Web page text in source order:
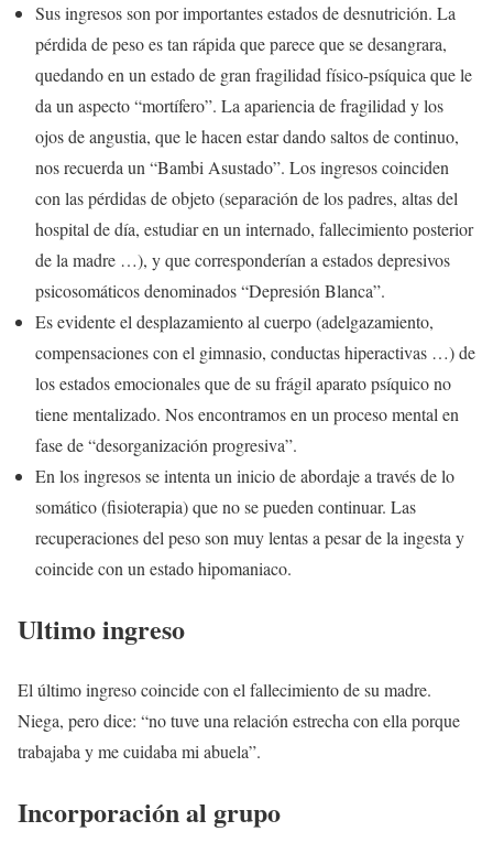
Sus ingresos son por importantes estados de desnutrición. La
pérdida de peso es tan rápida que parece que se desangrara,
quedando en un estado de gran fragilidad físico-psíquica que le
da un aspecto “mortífero”. La apariencia de fragilidad y los
ojos de angustia, que le hacen estar dando saltos de continuo,
nos recuerda un “Bambi Asustado”. Los ingresos coinciden
con las pérdidas de objeto (separación de los padres, altas del
hospital de día, estudiar en un internado, fallecimiento posterior
de la madre …), y que corresponderían a estados depresivos
psicosomáticos denominados “Depresión Blanca”.
Es evidente el desplazamiento al cuerpo (adelgazamiento,
compensaciones con el gimnasio, conductas hiperactivas …) de
los estados emocionales que de su frágil aparato psíquico no
tiene mentalizado. Nos encontramos en un proceso mental en
fase de “desorganización progresiva”.
En los ingresos se intenta un inicio de abordaje a través de lo
somático (fisioterapia) que no se pueden continuar. Las
recuperaciones del peso son muy lentas a pesar de la ingesta y
coincide con un estado hipomaniaco.
Ultimo ingreso
El último ingreso coincide con el fallecimiento de su madre.
Niega, pero dice: “no tuve una relación estrecha con ella porque
trabajaba y me cuidaba mi abuela”.
Incorporación al grupo